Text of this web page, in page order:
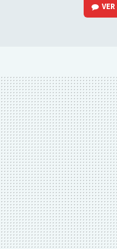
VER